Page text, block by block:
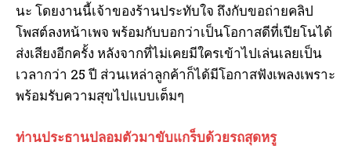
นะ โดยงานนี้เจ้าของร้านประทับใจ ถึงกับขอถ่ายคลิป
โพสต์ลงหน้าเพจ พร้อมกับบอกว่าเป็นโอกาสดีที่เปียโนได้
ส่งเสียงอีกครั้ง หลังจากที่ไม่เคยมีใครเข้าไปเล่นเลยเป็น
เวลากว่า 25 ปี ส่วนเหล่าลูกค้าก็ได้มีโอกาสฟังเพลงเพราะ
พร้อมรับความสุขไปแบบเต็มๆ
ท่านประธานปลอมตัวมาขับแกร็บด้วยรถสุดหรู